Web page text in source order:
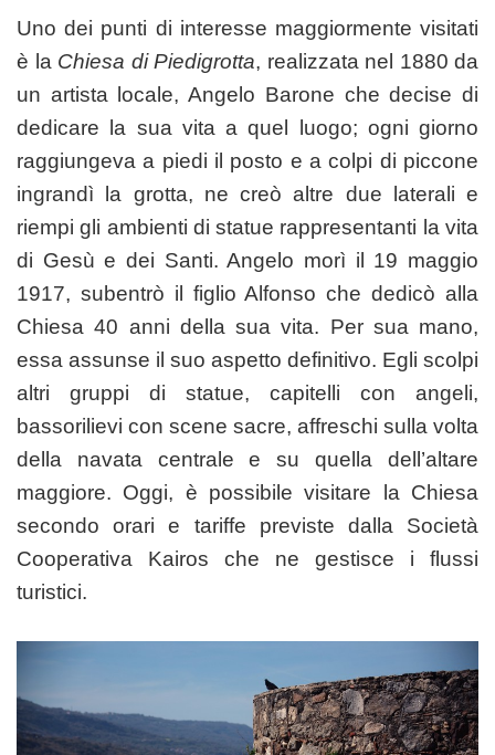
Uno dei punti di interesse maggiormente visitati
è la Chiesa di Piedigrotta, realizzata nel 1880 da
un artista locale, Angelo Barone che decise di
dedicare la sua vita a quel luogo; ogni giorno
raggiungeva a piedi il posto e a colpi di piccone
ingrandì la grotta, ne creò altre due laterali e
riempi gli ambienti di statue rappresentanti la vita
di Gesù e dei Santi. Angelo morì il 19 maggio
1917, subentrò il figlio Alfonso che dedicò alla
Chiesa 40 anni della sua vita. Per sua mano,
essa assunse il suo aspetto definitivo. Egli scolpi
altri gruppi di statue, capitelli con angeli,
bassorilievi con scene sacre, affreschi sulla volta
della navata centrale e su quella dell’altare
maggiore. Oggi, è possibile visitare la Chiesa
secondo orari e tariffe previste dalla Società
Cooperativa Kairos che ne gestisce i flussi
turistici.